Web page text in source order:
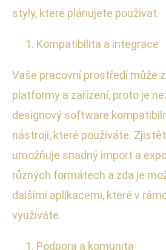
styly, které plánujete používat.
Kompatibilita a integrace
Vaše pracovní prostředí může
platformy a zařízení, proto je
designový software
nástroji, které používáte.
umožňuje snadný import a
různých formátech a zda je
dalšími aplikacemi, které v
využíváte.
Podpora a komunita